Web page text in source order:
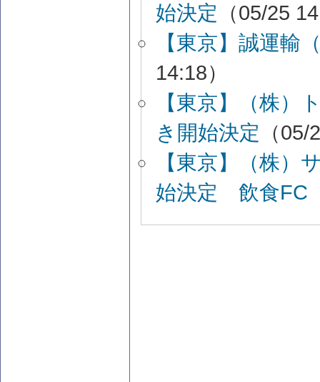
始決定 （05/25
【東京】誠運輸
14:18）
【東京】（株）
き開始決定 （
【東京】（株）
始決定 飲食FC